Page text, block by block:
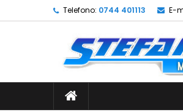
Telefono: 0744 401113 E-